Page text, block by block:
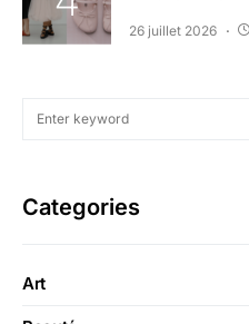
26 juillet 2026
Categories
Art